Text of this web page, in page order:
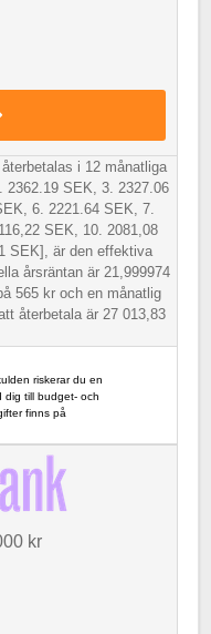
i 12 månatliga
2362.19 SEK, 3. 2327.06
6. 2221.64 SEK, 7.
SEK, 10. 2081,08
SEK], är den effektiva
årsräntan är 21,999974
565 kr och en månatlig
återbetala är 27 013,83
riskerar du en
dig till budget- och
finns på
kr